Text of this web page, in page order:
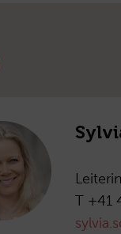
T +41